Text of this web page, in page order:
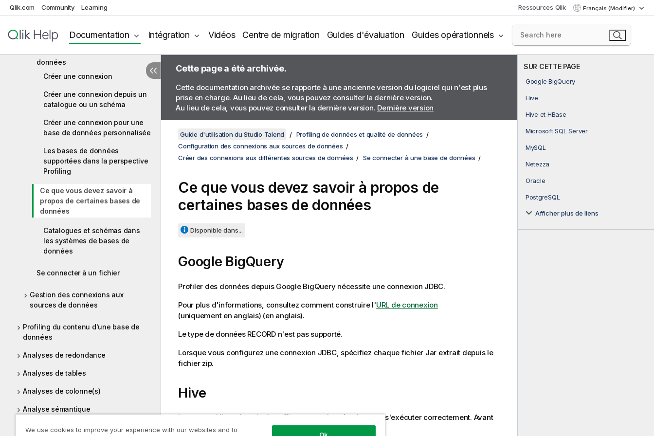
Qlik.com Community Learning Ressources Qlik Français (Modifier)
Documentation Intégration Vidéos Centre de migration Guides d'évaluation Guides opérationnels
sources de données
différentes sources de données
données
Créer une connexion
Créer une connexion depuis un
catalogue ou un schéma
Créer une connexion pour une
base de données personnalisée
Les bases de données
supportées dans la perspective
Profiling
Ce que vous devez savoir à
propos de certaines bases de
données
Catalogues et schémas dans
les systèmes de bases de
données
Se connecter à un fichier
Gestion des connexions aux
sources de données
Profiling du contenu d'une base de
données
Analyses de redondance
Analyses de tables
Analyses de colonne(s)
Analyse sémantique
Analyses de corrélation
SUR CETTE PAGE
Google BigQuery
Hive
Hive et HBase
Microsoft SQL Server
MySQL
Netezza
Oracle
PostgreSQL
Afficher plus de liens
Cette page a été archivée.
Cette documentation archivée se rapporte à une ancienne version du logiciel qui n'est plus
prise en charge. Au lieu de cela, vous pouvez consulter la dernière version.
Au lieu de cela, vous pouvez consulter la dernière version. Dernière version
Guide d'utilisation du Studio Talend
Profiling de données et qualité de données
Configuration des connexions aux sources de données
Créer des connexions aux différentes sources de données
Se connecter à une base de données
Ce que vous devez savoir à propos de
certaines bases de données
Disponible dans...
Google BigQuery
Profiler des données depuis Google BigQuery nécessite une connexion JDBC.
Pour plus d'informations, consultez comment construire l'URL de connexion
(uniquement en anglais) (en anglais).
Le type de données RECORDn'est pas supporté.
Lorsque vous configurez une connexion JDBC, spécifiez chaque fichier Jar extrait depuis le
fichier zip.
Hive
Le serveur Hive a besoin de suffisamment de mémoire pour s'exécuter correctement. Avant
de vous connecter à une base de données Hive :
We use cookies to improve your experience with our websites and to